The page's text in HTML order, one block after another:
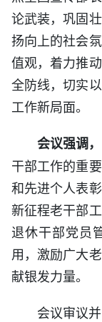
论武装，巩固
扬向上的社会
值观，着力推
全防线，切实
工作新局面。
会议强调，
干部工作的重
和先进个人表
新征程老干部
退休干部党员
用，激励广大
献银发力量。
会议审议